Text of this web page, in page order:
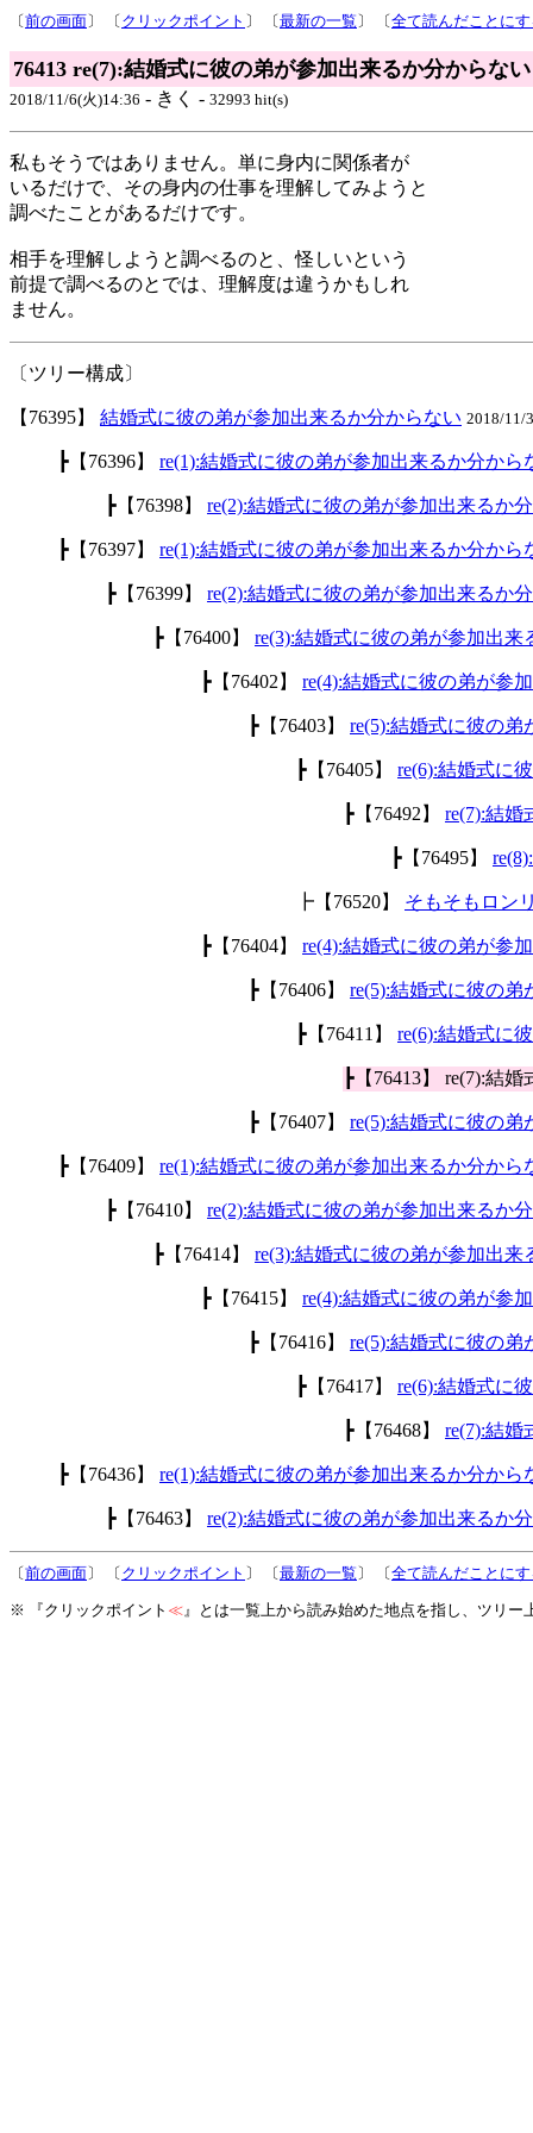
〔前の画面〕 〔 クリックポイント 〕 〔最新の一覧 〕 〔全て読んだことに
76413 re(7):結婚式に彼の弟が参加出来るか分からない
2018/11/6(火)14:36 - きく - 32993 hit(s)
私もそうではありません。単に身内に関係者が
いるだけで、その身内の仕事を理解してみようと
調べたことがあるだけです。
相手を理解しようと調べるのと、怪しいという
前提で調べるのとでは、理解度は違うかもしれ
ません。
〔ツリー構成〕
【76395】 結婚式に彼の弟が参加出来るか分からない 2018/11/
┣【76396】 re(1):結婚式に彼の弟が参加出来るか分から
┣【76398】 re(2):結婚式に彼の弟が参加出来るか
┣【76397】 re(1):結婚式に彼の弟が参加出来るか分から
┣【76399】 re(2):結婚式に彼の弟が参加出来るか
┣【76400】 re(3):結婚式に彼の弟が参加出来
┣【76402】 re(4):結婚式に彼の弟が参
┣【76403】 re(5):結婚式に彼の
┣【76405】 re(6):結婚式に
┣【76492】 re(7):結婚
┣【76495】
┣【76520】 そもそもロン
┣【76404】 re(4):結婚式に彼の弟が参
┣【76406】 re(5):結婚式に彼の
┣【76411】 re(6):結婚式に
┣【76413】 re(7):結
┣【76407】 re(5):結婚式に彼の
┣【76409】 re(1):結婚式に彼の弟が参加出来るか分から
┣【76410】 re(2):結婚式に彼の弟が参加出来るか
┣【76414】 re(3):結婚式に彼の弟が参加出来
┣【76415】 re(4):結婚式に彼の弟が参
┣【76416】 re(5):結婚式に彼の
┣【76417】 re(6):結婚式に
┣【76468】 re(7):結婚
┣【76436】 re(1):結婚式に彼の弟が参加出来るか分から
┣【76463】 re(2):結婚式に彼の弟が参加出来るか
〔前の画面〕 〔 クリックポイント 〕 〔最新の一覧 〕 〔全て読んだことに
※ 『クリックポイント ≪』とは一覧上から読み始めた地点を指し、ツリ